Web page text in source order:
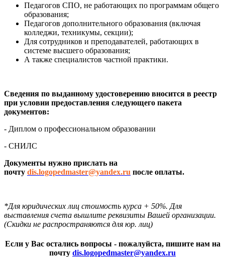
Педагогов СПО, не работающих по программам общего
образования;
Педагогов дополнительного образования (включая
колледжи, техникумы, секции);
Для сотрудников и преподавателей, работающих в
системе высшего образования;
А также специалистов частной практики.
Сведения по выданному удостоверению вносится в реестр
при условии предоставления следующего пакета
документов:
- Диплом о профессиональном образовании
- СНИЛС
Документы нужно прислать на
почту dis.logopedmaster@yandex.ru после оплаты.
*Для юридических лиц стоимость курса + 50%. Для
выставления счета вышлите реквизиты Вашей организации.
(Скидки не распространяются для юр. лиц)
Если у Вас остались вопросы - пожалуйста, пишите нам на
почту dis.logopedmaster@yandex.ru